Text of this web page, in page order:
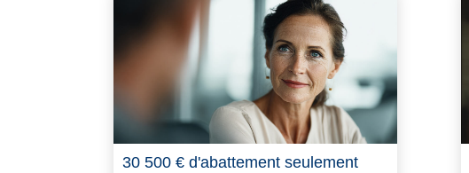
30 500 € d'abattement seulement